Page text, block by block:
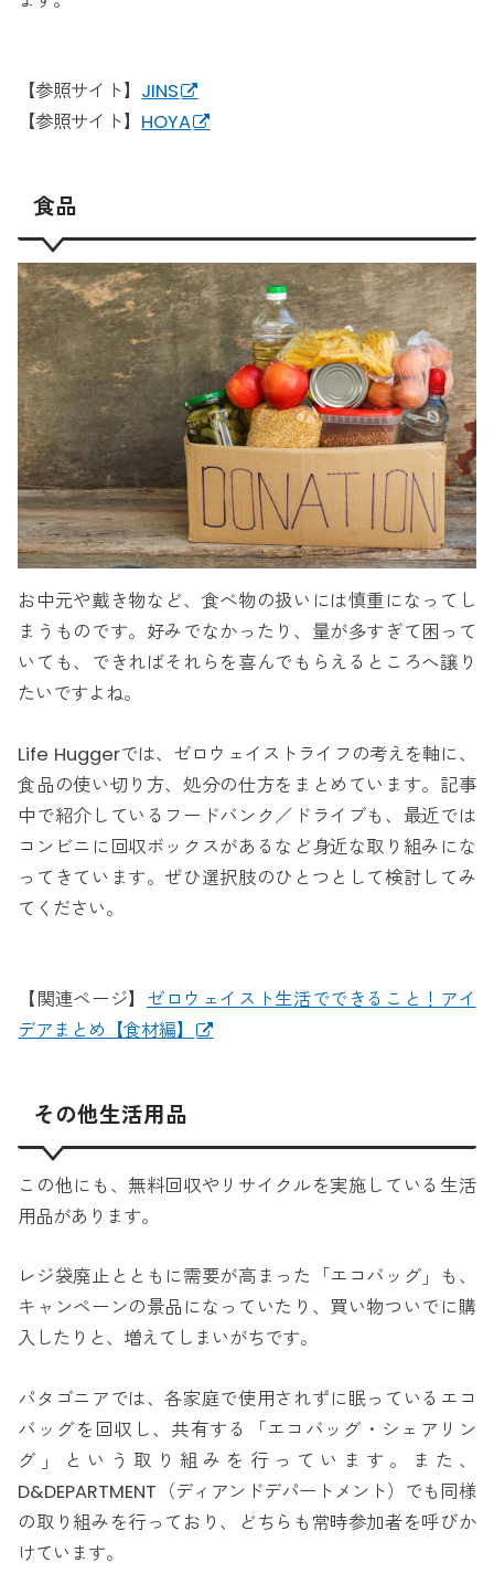
【参照サイト】 JINS
【参照サイト】 HOYA
食品
お中元や戴き物など、食べ物の扱いには慎重になってし
まうものです。好みでなかったり、量が多すぎて困って
いても、できればそれらを喜んでもらえるところへ譲り
たいですよね。
Life Huggerでは、ゼロウェイストライフの考えを軸に、
食品の使い切り方、処分の仕方をまとめています。記事
中で紹介しているフードバンク／ドライブも、最近では
コンビニに回収ボックスがあるなど身近な取り組みにな
ってきています。ぜひ選択肢のひとつとして検討してみ
てください。
【関連ページ】 ゼロウェイスト生活でできること！アイ
デアまとめ【食材編】
その他生活用品
この他にも、無料回収やリサイクルを実施している生活
用品があります。
レジ袋廃止とともに需要が高まった「エコバッグ」も、
キャンペーンの景品になっていたり、買い物ついでに購
入したりと、増えてしまいがちです。
パタゴニアでは、各家庭で使用されずに眠っているエコ
バッグを回収し、共有する「エコバッグ・シェアリン
グ」という取り組みを行っています。また、
D&DEPARTMENT（ディアンドデパートメント）でも同様
の取り組みを行っており、どちらも常時参加者を呼びか
けています。